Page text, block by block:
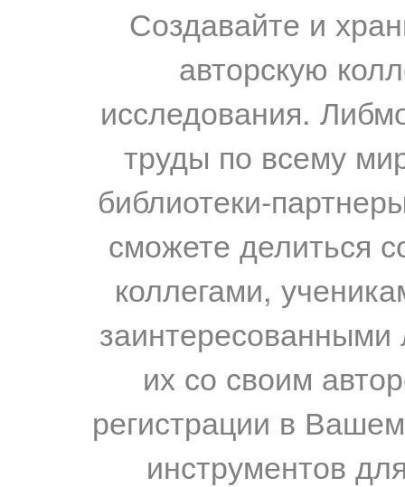
Создавайте и
авторскую
исследования.
труды по всему
библиотеки-
сможете делиться
коллегами,
их со своим
регистрации в
инструментов